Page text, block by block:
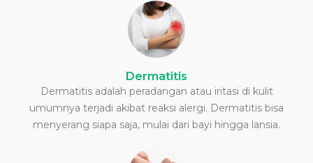
Dermatitis
Dermatitis adalah peradangan atau iritasi di kulit
umumnya terjadi akibat reaksi alergi. Dermatitis bisa
menyerang siapa saja, mulai dari bayi hingga lansia.